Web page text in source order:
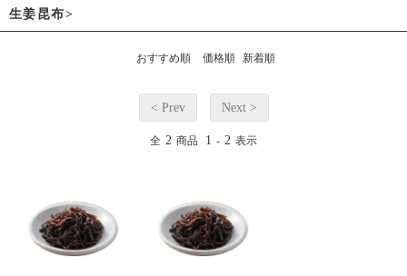
生姜昆布>
おすすめ順 価格順 新着順
< Prev Next >
全 2 商品 1 - 2 表示